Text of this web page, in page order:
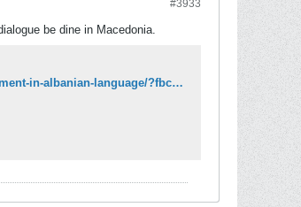
#3933
be dine in Macedonia.
https://english.republika.mk/news/macedonia/macedonias-speaker-xhaferi-addresses-the-eu-parliament-in-albanian-language/?fbclid=IwAR3XfaJMDNa23aFyjZyVsKrf3BsD7t0rUbvE0PaWVrN5MKm5W9apwNDYlrU